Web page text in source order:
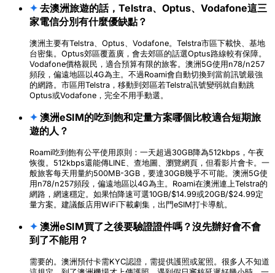
✦ 去澳洲旅遊的話，Telstra、Optus、Vodafone這三
家電信分別有什麼優缺點？
澳洲主要有Telstra、Optus、Vodafone。Telstra市區下載快、基地
台密集。Optus郊區覆蓋廣，會去郊區的話選Optus路線較有保障。
Vodafone價格親民，適合預算有限的旅客。澳洲5G使用n78/n257
頻段，偏遠地區以4G為主。不過Roami會自動切換到當前訊號最強
的網路。市區用Telstra，移動到郊區若Telstra訊號變弱就自動跳
Optus或Vodafone，完全不用手動選。
✦ 澳洲eSIM的吃到飽和定量方案哪個比較適合短期旅
遊的人？
Roami吃到飽有公平使用原則：一天超過30GB降為512kbps，午夜
恢復。512kbps還能傳LINE、查地圖、瀏覽網頁，但看影片會卡。一
般旅客每天用量約500MB-3GB，要達30GB幾乎不可能。澳洲5G使
用n78/n257頻段，偏遠地區以4G為主。Roami在澳洲連上Telstra的
網路，網速穩定。如果怕降速可選10GB/$14.99或20GB/$24.99定
量方案。建議飯店用WiFi下載劇集，出門eSIM打卡導航。
✦ 澳洲eSIM買了之後要驗證證件嗎？沒先辦好會不會
到了不能用？
需要的。澳洲預付卡需KYC認證，需提供護照或駕照。很多人不知道